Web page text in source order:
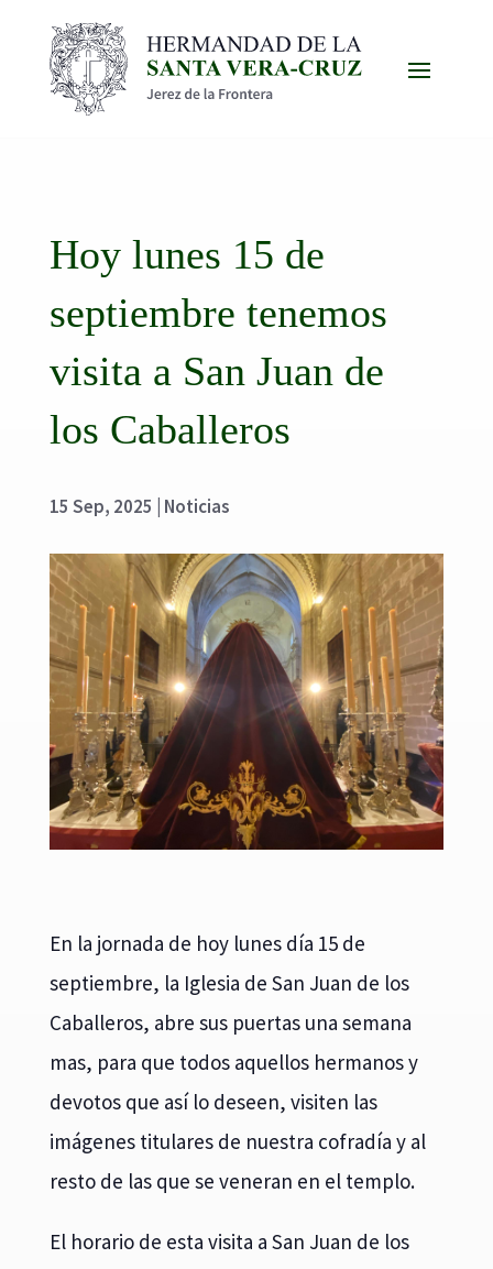
Hoy lunes 15 de
septiembre tenemos
visita a San Juan de
los Caballeros
15 Sep, 2025 Noticias
En la jornada de hoy lunes día 15 de
septiembre, la Iglesia de San Juan de los
Caballeros, abre sus puertas una semana
mas, para que todos aquellos hermanos y
devotos que así lo deseen, visiten las
imágenes titulares de nuestra cofradía y al
resto de las que se veneran en el templo.
El horario de esta visita a San Juan de los